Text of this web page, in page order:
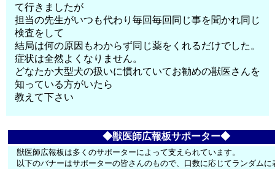
て行きましたが
担当の先生がいつも代わり毎回毎回同じ事を聞かれ同じ
検査をして
結局は何の原因もわからず同じ薬をくれるだけでした。
症状は全然よくなりません。
どなたか大型犬の扱いに慣れていてお勧めの獣医さんを
知っている方がいたら
教えて下さい
◆獣医師広報板サポーター◆
獣医師広報板は多くのサポーターによって支えられています。
以下のバナーはサポーターの皆さんのもので、口数に応じてランダムに